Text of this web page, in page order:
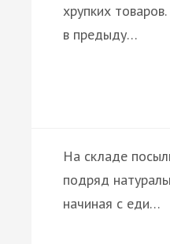
хрупких
в предыду…
На складе
подряд
начиная с еди…